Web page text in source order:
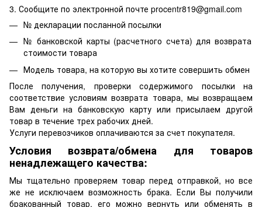
3. Сообщите по электронной почте procentr819@gmail.com
№ декларации посланной посылки
№ банковской карты (расчетного счета) для возврата
стоимости товара
Модель товара, на которую вы хотите совершить обмен
После получения, проверки содержимого посылки на
соответствие условиям возврата товара, мы возвращаем
Вам деньги на банковскую карту или присылаем другой
товар в течение трех рабочих дней.
Услуги перевозчиков оплачиваются за счет покупателя.
Условия возврата/обмена для товаров
ненадлежащего качества:
Мы тщательно проверяем товар перед отправкой, но все
же не исключаем возможность брака. Если Вы получили
бракованный товар, его можно вернуть или обменять в